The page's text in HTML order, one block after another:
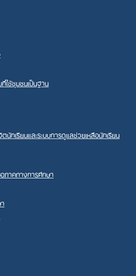
ช้ชุมชนเป็นฐาน
นักเรียนและระบบการดูแลช่วยเหลือนักเรียน
ภาคทางการศึกษา